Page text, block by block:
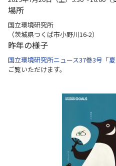
ウで開きます）
ンドウで開きます）
ウインドウで開きます）
場所
国立環境研究所
（茨城県つくば市小野川16-2）
昨年の様子
国立環境研究所ニュース37巻3号「
ご覧いただけます。